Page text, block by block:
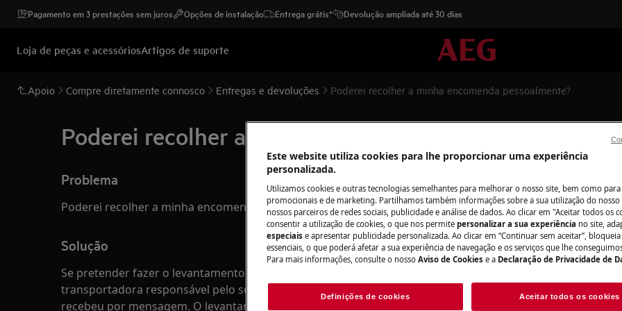
Pagamento em 3 prestações sem juros Opções de instalação Entrega grátis* Devolução ampliada até 30 dias
Loja de peças e acessóriosArtigos de suporte
Apoio Compre diretamente connosco Entregas e devoluções Poderei recolher a minha encomenda pessoalmente?
Poderei recolher a minha encomenda pessoalmente?
Problema
Poderei recolher a minha encomenda pessoalmente?
Solução
Se pretender fazer o levantamento da sua encomenda, deve contactar a
transportadora responsável pelo serviço e indicar o número de entrega que
recebeu por mensagem. O levantamento de encomendas apenas está disponível
Peças e
Encontre as
seu
os diretamente
Este website utiliza cookies para lhe proporcionar uma experiência
personalizada.
Utilizamos cookies e outras tecnologias semelhantes para melhorar o nosso site, bem como
promocionais e de marketing. Partilhamos também informações sobre a sua utilização do nosso
nossos parceiros de redes sociais, publicidade e análise de dados. Ao clicar em "Aceitar todos os
consentir a utilização de cookies, o que nos permite personalizar a sua experiência no site,
especiais e apresentar publicidade personalizada. Ao clicar em “Continuar sem aceitar”,
essenciais, o que poderá afetar a sua experiência de navegação e os serviços que lhe
Para mais informações, consulte o nosso Aviso de Cookies e a Declaração de Privacidade de
Definições de cookies Aceitar todos os cookies